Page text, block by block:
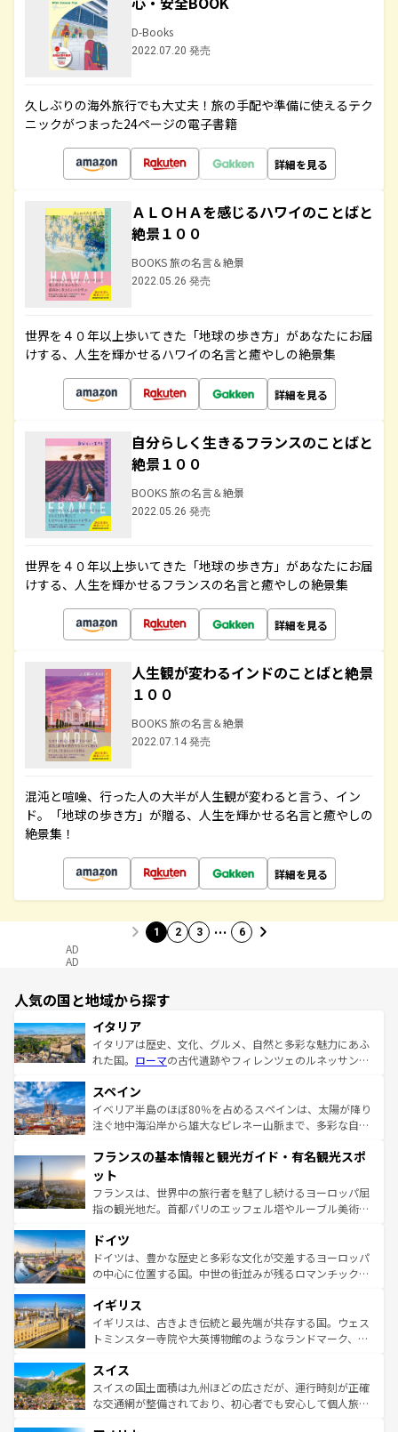
D-Books
2022.07.20 発売
久しぶりの海外旅行でも大丈夫！旅の手配や準備に使えるテク
ニックがつまった24ページの電子書籍
詳細を見る
ＡＬＯＨＡを感じるハワイのことばと
絶景１００
BOOKS 旅の名言＆絶景
2022.05.26 発売
世界を４０年以上歩いてきた「地球の歩き方」があなたにお届
けする、人生を輝かせるハワイの名言と癒やしの絶景集
詳細を見る
自分らしく生きるフランスのことばと
絶景１００
BOOKS 旅の名言＆絶景
2022.05.26 発売
世界を４０年以上歩いてきた「地球の歩き方」があなたにお届
けする、人生を輝かせるフランスの名言と癒やしの絶景集
詳細を見る
人生観が変わるインドのことばと絶景
１００
BOOKS 旅の名言＆絶景
2022.07.14 発売
混沌と喧噪、行った人の大半が人生観が変わると言う、イン
ド。「地球の歩き方」が贈る、人生を輝かせる名言と癒やしの
絶景集！
詳細を見る
1 2 3 … 6
AD
AD
人気の国と地域から探す
イタリア
イタリアは歴史、文化、グルメ、自然と多彩な魅力にあふ
れた国。 ローマの古代遺跡やフィレンツェのルネッサンス
ろん、トスカーナの美しい田園風景やアマルフィ海岸の絶
景など、自然景観も見逃せない。観光の合間には、本場の
ピザやパスタなど、絶品のイタリア料理を堪能することも
ませてくれるイタリアで、忘れられない旅をしてみよう！
なお、新着のイタリア情報は
しい。
スペイン
イベリア半島のほぼ80％を占めるスペインは、太陽が降り
注ぐ地中海沿岸から雄大なピレネー山脈まで、多彩な自然
文化が根付くこの国では、情熱的なフラメンコ、熱気あふ
れる闘牛、そして美味しいタパスが生活の一部となってい
る。首都マドリードの洗練された雰囲気や、バルセロナの
アートに溢れた街角から、地方では古代ローマ遺跡や中世
せる。地方によって風土や気候が異なるスペインはその個
性で訪れる人を魅了する。 なお、新着のスペイン情報は コ
ンテンツ一覧を参照してほしい。
フランスの基本情報と観光ガイド・有名観光スポ
ット
フランスは、世界中の旅行者を魅了し続けるヨーロッパ屈
指の観光地だ。首都パリのエッフェル塔やルーブル美術館
で、幅広い魅力が詰まっている。華麗な宮殿、歴史的な大
聖堂、美しいビーチ、そして豊かな自然が、訪れる者を心
から魅了する。また、フランスは美食の国としても知ら
いる。シャンパンの発祥地であるランス、プロヴァンスの
香り高いラベンダー畑など、多彩な楽しみ方が可能だ。さ
らに、パリ以外の地域にも魅力が溢れており、どの街角に
れる地方に足を運ぶとそれぞれで全く異なる文化を体験で
きるだろう。 なお、新着のフランス情報はコンテンツ一覧
を参照してほしい。
ドイツ
ドイツは、豊かな歴史と多彩な文化が交差するヨーロッパ
の中心に位置する国。中世の街並みが残るロマンチック街
顔を持つこの国は、どこを歩いても飽きることがない。ベ
ルリンの文化的活気、バイエルン州のアルプスの絶景、そ
してライン川沿いのワイン畑といった風景は必見。ビール
は、お酒好きな人にはぜひ体験してほしい。 なお、新着の
ドイツ情報はコンテンツ一覧を参照してほしい。
イギリス
イギリスは、古きよき伝統と最先端が共存する国。ウェス
トミンスター寺院や大英博物館のようなランドマーク、歴
リアごとに異なる魅力がある。また、優雅なアフタヌーン
ティー、ビール好きにはたまらない英国パブ、サッカー観
戦など、本場だからこそできる体験も豊富。イギリスを旅
スイス
スイスの国土面積は九州ほどの広さだが、運行時刻が正確
な交通網が整備されており、初心者でも安心して個人旅行